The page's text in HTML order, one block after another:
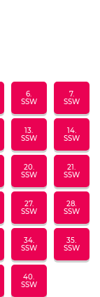
6.
SSW
7.
SSW
13.
SSW
14.
SSW
20.
SSW
21.
SSW
27.
SSW
28.
SSW
34.
SSW
35.
SSW
40.
SSW